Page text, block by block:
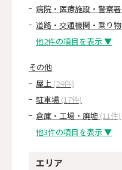
病院・医療施設・警察署
道路・交通機関・乗り物
他2件の項目を表示 ▼
その他
屋上 (24件)
駐車場 (17件)
倉庫・工場・廃墟 (11件)
他3件の項目を表示 ▼
エリア